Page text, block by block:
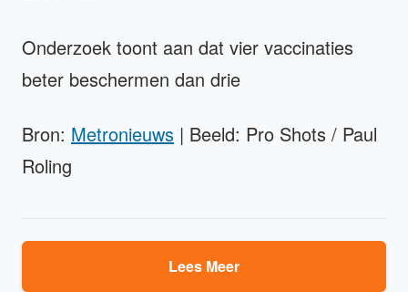
Onderzoek toont aan dat vier vaccinaties
beter beschermen dan drie
Bron: Metronieuws | Beeld: Pro Shots / Paul
Roling
Lees Meer